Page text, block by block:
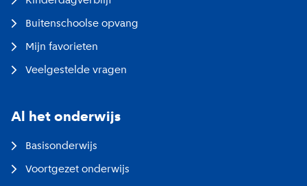
Buitenschoolse opvang
Mijn favorieten
Veelgestelde vragen
Al het onderwijs
Basisonderwijs
Voortgezet onderwijs